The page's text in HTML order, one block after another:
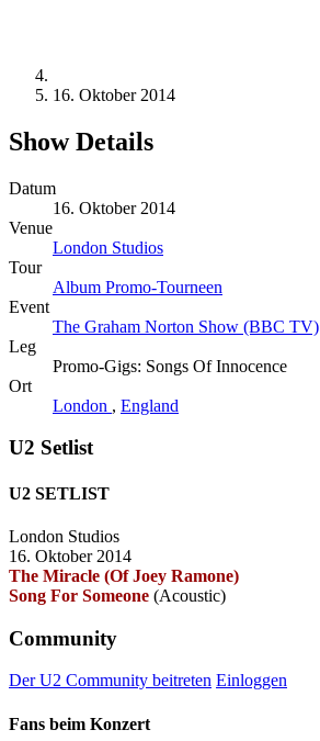
16. Oktober 2014
Show Details
Datum
16. Oktober 2014
Venue
London Studios
Tour
Album Promo-Tourneen
Event
The Graham Norton Show (BBC TV)
Leg
Promo-Gigs: Songs Of Innocence
Ort
London , England
U2 Setlist
U2 SETLIST
London Studios
16. Oktober 2014
The Miracle (Of Joey Ramone)
Song For Someone (Acoustic)
Community
Der U2 Community beitreten Einloggen
Fans beim Konzert